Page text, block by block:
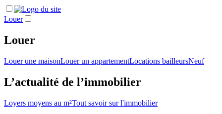
Louer
Louer
Louer une maisonLouer un appartementLocations bailleursNeuf
L’actualité de l’immobilier
Loyers moyens au m²Tout savoir sur l'immobilier